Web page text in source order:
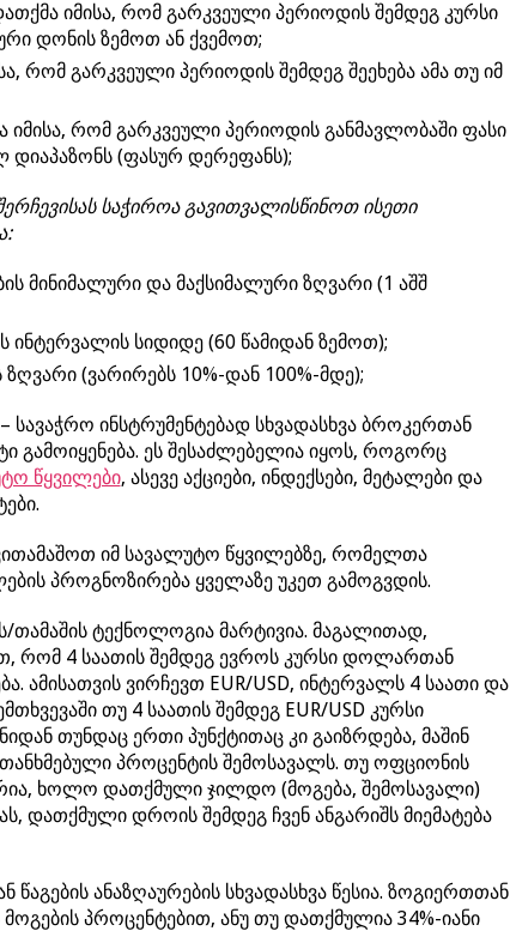
იმისა, რომ გარკვეული პერიოდის შემდეგ კურსი
დონის ზემოთ ან ქვემოთ;
რომ გარკვეული პერიოდის შემდეგ შეეხება ამა თუ იმ
იმისა, რომ გარკვეული პერიოდის განმავლობაში ფასი
დიაპაზონს (ფასურ დერეფანს);
საჭიროა გავითვალისწინოთ ისეთი
მინიმალური და მაქსიმალური ზღვარი (1 აშშ
სიდიდე (60 წამიდან ზემოთ);
ზღვარი (ვარირებს 10%-დან 100%-მდე);
სავაჭრო ინსტრუმენტებად სხვადასხვა ბროკერთან
გამოიყენება. ეს შესაძლებელია იყოს, როგორც
წყვილები, ასევე აქციები, ინდექსები, მეტალები და
ვითამაშოთ იმ სავალუტო წყვილებზე, რომელთა
პროგნოზირება ყველაზე უკეთ გამოგვდის.
თამაშის ტექნოლოგია მარტივია. მაგალითად,
რომ 4 საათის შემდეგ ევროს კურსი დოლართან
ამისათვის ვირჩევთ EUR/USD, ინტერვალს 4 საათი და
თუ 4 საათის შემდეგ EUR/USD კურსი
თუნდაც ერთი პუნქტითაც კი გაიზრდება, მაშინ
პროცენტის შემოსავალს. თუ ოფციონის
ხოლო დათქმული ჯილდო (მოგება, შემოსავალი)
დათქმული დროის შემდეგ ჩვენ ანგარიშს მიემატება
წაგების ანაზღაურების სხვადასხვა წესია. ზოგიერთთან
მოგების პროცენტებით, ანუ თუ დათქმულია 34%-იანი